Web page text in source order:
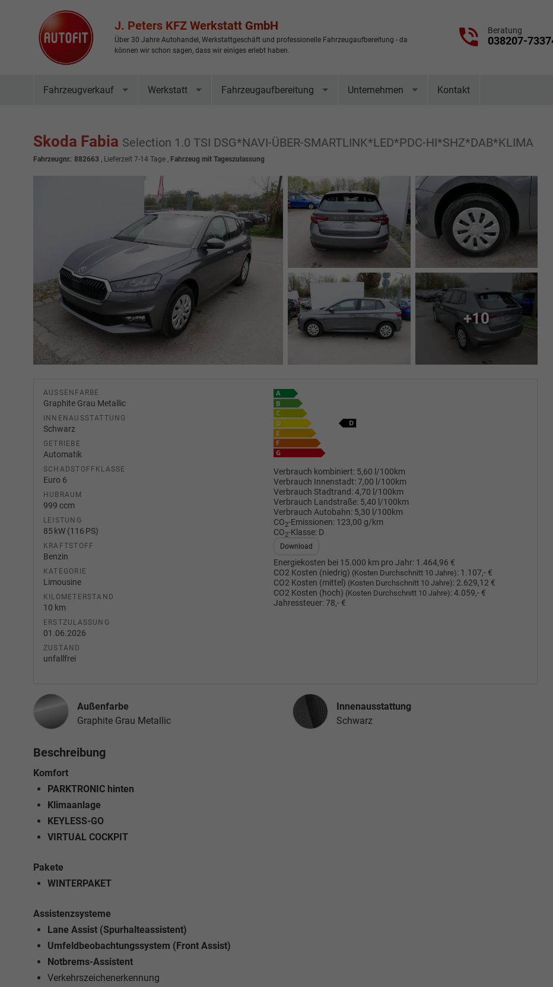
J. Peters KFZ Werkstatt GmbH
Über 30 Jahre Autohandel, Werkstattgeschäft und professionelle Fahrzeugaufbereitung - da
können wir schon sagen, dass wir einiges erlebt haben.
Beratung
038207-
Fahrzeugverkauf Werkstatt Fahrzeugaufbereitung Unternehmen Kontakt
Skoda Fabia Selection 1.0 TSI DSG*NAVI-ÜBER-SMARTLINK*LED*PDC-HI*SHZ*DAB*KLIMA
Fahrzeugnr.: 882663 , Lieferzeit 7-14 Tage , Fahrzeug mit Tageszulassung
+10
AUSSENFARBE
Graphite Grau Metallic
INNENAUSSTATTUNG
Schwarz
GETRIEBE
Automatik
SCHADSTOFFKLASSE
Euro 6
HUBRAUM
999 ccm
LEISTUNG
85 kW (116 PS)
KRAFTSTOFF
Benzin
KATEGORIE
Limousine
KILOMETERSTAND
10 km
ERSTZULASSUNG
01.06.2026
ZUSTAND
unfallfrei
Verbrauch kombiniert: 5,60 l/100km
Verbrauch Innenstadt:7,00 l/100km
Verbrauch Stadtrand:4,70 l/100km
Verbrauch Landstraße: 5,40 l/100km
Verbrauch Autobahn: 5,30 l/100km
CO2-Emissionen: 123,00 g/km
CO2-Klasse: D
Download
Energiekosten bei 15.000 km pro Jahr: 1.464,96 €
CO2 Kosten (niedrig) (Kosten Durchschnitt 10 Jahre): 1.107,- €
CO2 Kosten (mittel) (Kosten Durchschnitt 10 Jahre): 2.629,12 €
CO2 Kosten (hoch) (Kosten Durchschnitt 10 Jahre):4.059,- €
Jahressteuer:78,- €
Außenfarbe
Graphite Grau Metallic
Innenausstattung
Innenausstattung
Schwarz
Beschreibung
Komfort
PARKTRONIC hinten
Klimaanlage
KEYLESS-GO
VIRTUAL COCKPIT
Pakete
WINTERPAKET
Assistenzsysteme
Lane Assist (Spurhalteassistent)
Umfeldbeobachtungssystem (Front Assist)
Notbrems-Assistent
Verkehrszeichenerkennung